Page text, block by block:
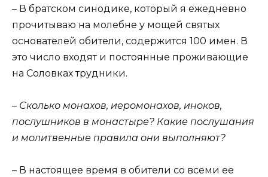
– В братском синодике, который я ежедневно
прочитываю на молебне у мощей святых
основателей обители, содержится 100 имен. В
это число входят и постоянные проживающие
на Соловках трудники.
– Сколько монахов, иеромонахов, иноков,
послушников в монастыре? Какие послушания
и молитвенные правила они выполняют?
– В настоящее время в обители со всеми ее